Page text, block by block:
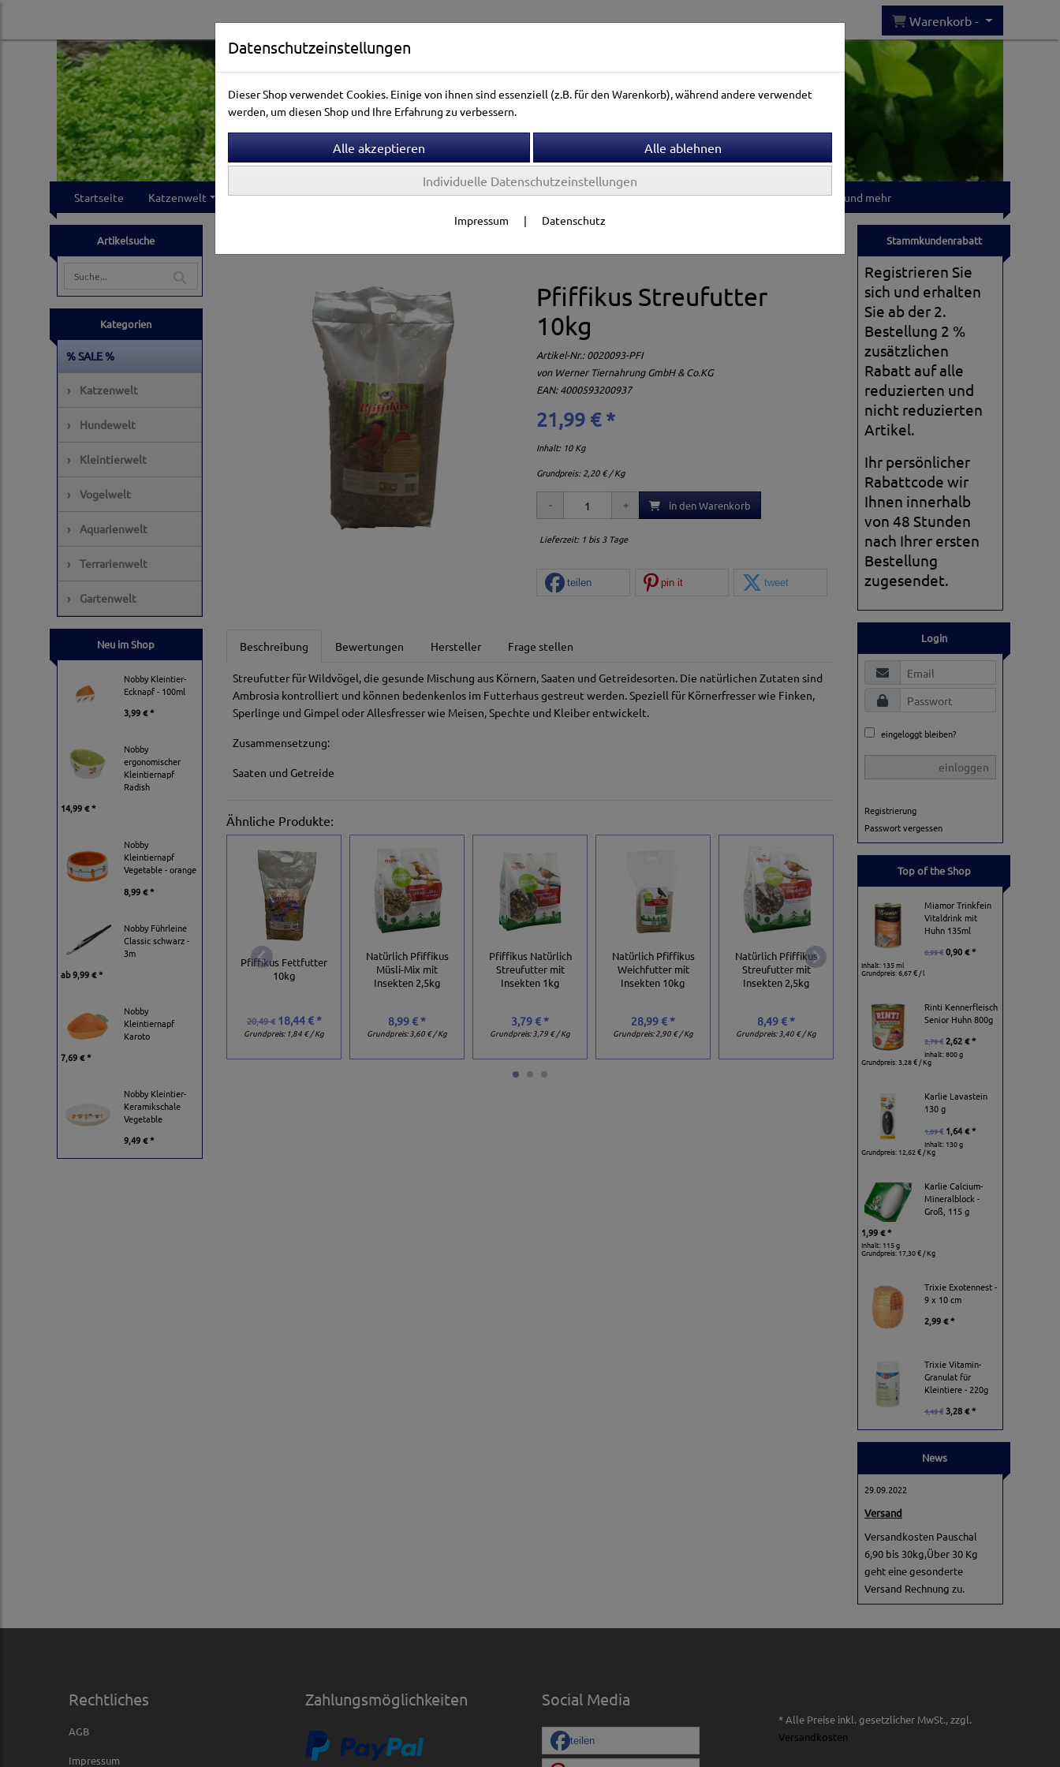
Warenkorb -
Startseite Katzenwelt Hundewelt Kleintierwelt Vogelwelt Aquarienwelt Terrarienwelt Gartenwelt T-shirts und mehr
Artikelsuche
Kategorien
% SALE %
› Katzenwelt
› Hundewelt
› Kleintierwelt
› Vogelwelt
› Aquarienwelt
› Terrarienwelt
› Gartenwelt
Neu im Shop
Nobby Kleintier-
Ecknapf - 100ml
3,99 € *
Nobby
ergonomischer
Kleintiernapf
Radish
14,99 € *
Nobby
Kleintiernapf
Vegetable - orange
8,99 € *
Nobby Führleine
Classic schwarz -
3m
ab9,99 € *
Nobby
Kleintiernapf
Karoto
7,69 € *
Nobby Kleintier-
Keramikschale
Vegetable
9,49 € *
Futter-Mischungen
Pfiffikus Streufutter
10kg
Artikel-Nr.:0020093-PFI
von Werner Tiernahrung GmbH & Co.KG
EAN: 4000593200937
21,99 € *
Inhalt: 10 Kg
Grundpreis: 2,20 € / Kg
in den Warenkorb
Lieferzeit: 1 bis 3 Tage
teilen pin it tweet
Beschreibung Bewertungen Hersteller Frage stellen
Streufutter für Wildvögel, die gesunde Mischung aus Körnern, Saaten und Getreidesorten. Die natürlichen Zutaten sind
Ambrosia kontrolliert und können bedenkenlos im Futterhaus gestreut werden. Speziell für Körnerfresser wie Finken,
Sperlinge und Gimpel oder Allesfresser wie Meisen, Spechte und Kleiber entwickelt.
Zusammensetzung:
Saaten und Getreide
Ähnliche Produkte:
Pfiffikus Fettfutter
10kg
20,49 €18,44 € *
Grundpreis: 1,84 € / Kg
Natürlich Pfiffikus
Müsli-Mix mit
Insekten 2,5kg
8,99 € *
Grundpreis:3,60 € / Kg
Pfiffikus Natürlich
Streufutter mit
Insekten 1kg
3,79 € *
Grundpreis:3,79 € / Kg
Natürlich Pfiffikus
Weichfutter mit
Insekten 10kg
28,99 € *
Grundpreis:2,90 € / Kg
Natürlich Pfiffikus
Streufutter mit
Insekten 2,5kg
8,49 € *
Grundpreis:3,40 € / Kg
Pfiffikus Vogelhaus
14,29 € *
Stammkundenrabatt
Registrieren Sie
sich und erhalten
Sie ab der 2.
Bestellung 2 %
zusätzlichen
Rabatt auf alle
reduzierten und
nicht reduzierten
Artikel.
Ihr persönlicher
Rabattcode wir
Ihnen innerhalb
von 48 Stunden
nach Ihrer ersten
Bestellung
zugesendet.
Login
eingeloggt bleiben?
einloggen
Registrierung
Passwort vergessen
Top of the Shop
Miamor Trinkfein
Vitaldrink mit
Huhn 135ml
0,99 € 0,90 € *
Inhalt: 135 ml
Grundpreis:6,67 € / l
Rinti Kennerfleisch
Senior Huhn 800g
2,79 € 2,62 € *
Inhalt: 800 g
Grundpreis:3,28 € / Kg
Karlie Lavastein
130 g
1,89 € 1,64 € *
Inhalt: 130 g
Grundpreis: 12,62 € / Kg
Karlie Calcium-
Mineralblock -
Groß, 115 g
1,99 € *
Inhalt: 115 g
Grundpreis:17,30 € / Kg
Trixie Exotennest -
9 x 10 cm
2,99 € *
Trixie Vitamin-
Granulat für
Kleintiere - 220g
4,49 € 3,28 € *
News
29.09.2022
Versand
Versandkosten Pauschal
6,90 bis 30kg,Über 30 Kg
geht eine gesonderte
Versand Rechnung zu.
Rechtliches
AGB
Impressum
Zahlungsmöglichkeiten Social Media
teilen
* Alle Preise inkl. gesetzlicher MwSt., zzgl.
Versandkosten
Datenschutzeinstellungen
Dieser Shop verwendet Cookies. Einige von ihnen sind essenziell (z.B. für den Warenkorb), während andere verwendet
werden, um diesen Shop und Ihre Erfahrung zu verbessern.
Individuelle Datenschutzeinstellungen
Impressum | Datenschutz